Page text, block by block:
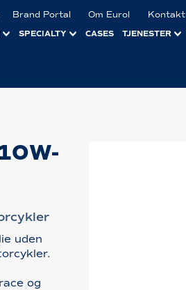
Brand Portal Om Eurol Kontakt
SPECIALTY CASES TJENESTER
uden
og